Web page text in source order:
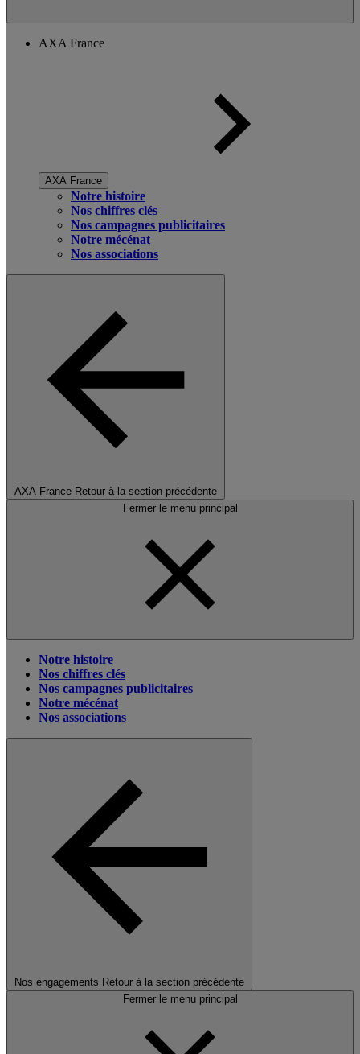
AXA France
AXA France
Notre histoire
Nos chiffres clés
Nos campagnes publicitaires
Notre mécénat
Nos associations
AXA France Retour à la section précédente
Fermer le menu principal
Notre histoire
Nos chiffres clés
Nos campagnes publicitaires
Notre mécénat
Nos associations
Nos engagements Retour à la section précédente
Fermer le menu principal